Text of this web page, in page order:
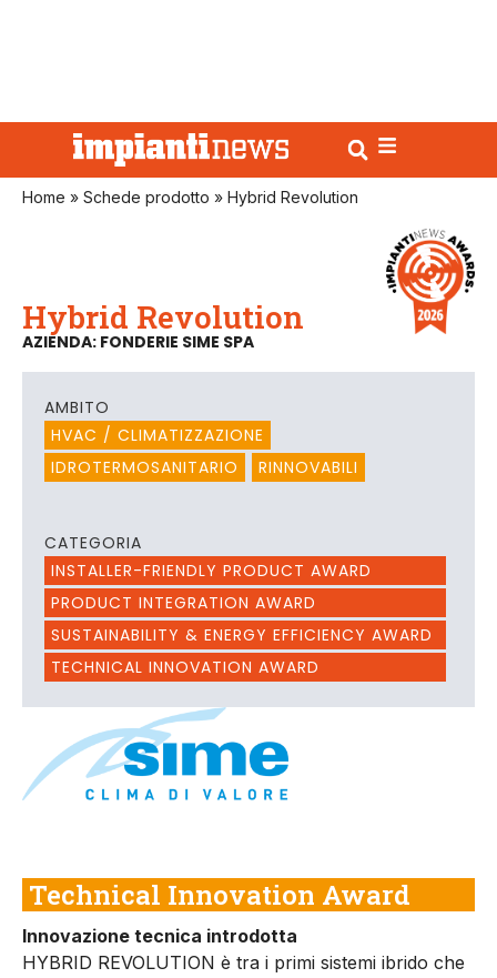
Home » Schede prodotto » Hybrid Revolution
Hybrid Revolution
AZIENDA: FONDERIE SIME SPA
CATEGORIA
INSTALLER-FRIENDLY PRODUCT AWARD
PRODUCT INTEGRATION AWARD
SUSTAINABILITY & ENERGY EFFICIENCY AWARD
TECHNICAL INNOVATION AWARD
AMBITO
HVAC / CLIMATIZZAZIONE
IDROTERMOSANITARIO
RINNOVABILI
Technical Innovation Award
Innovazione tecnica introdotta
HYBRID REVOLUTION è tra i primi sistemi ibrido che